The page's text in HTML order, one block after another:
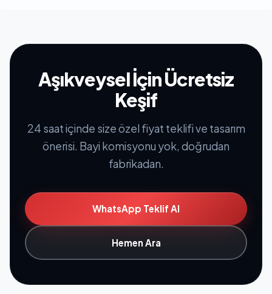
Aşıkveysel İçin Ücretsiz
Keşif
24 saat içinde size özel fiyat teklifi ve tasarım
önerisi. Bayi komisyonu yok, doğrudan
fabrikadan.
WhatsApp Teklif Al
Hemen Ara